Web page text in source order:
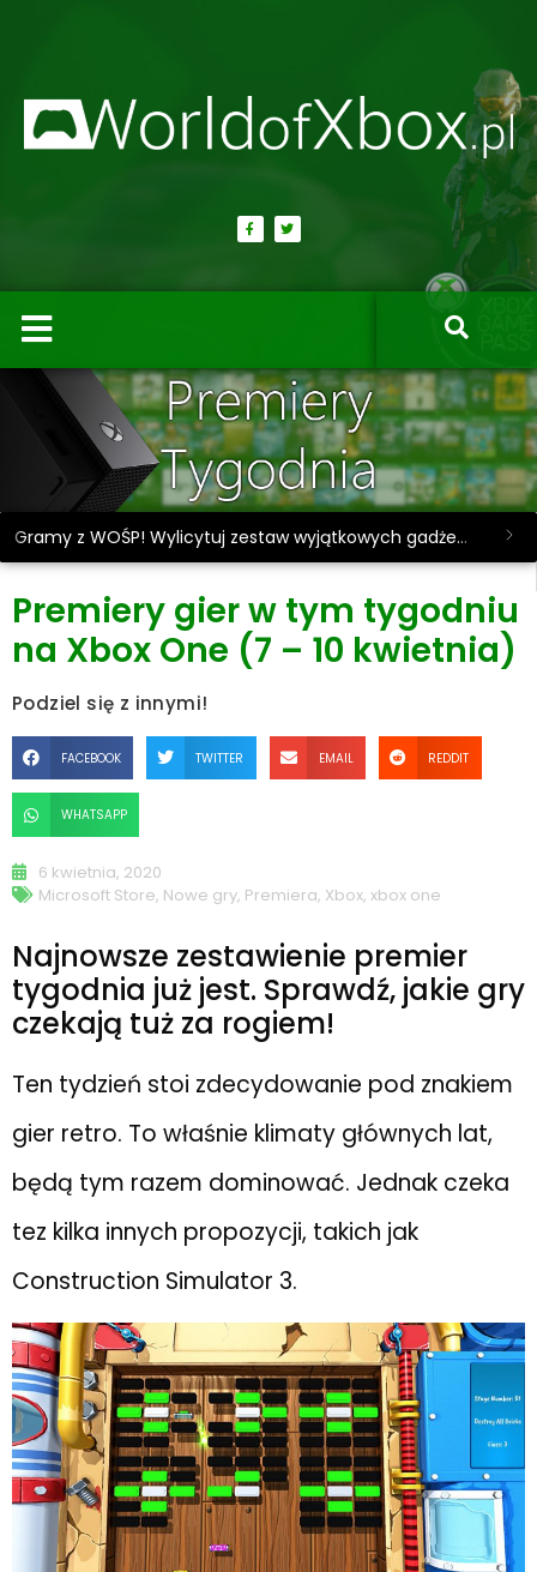
Gramy z WOŚP! Wylicytuj zestaw wyjątkowych gadżetów.
Premiery gier w tym tygodniu
na Xbox One (7 – 10 kwietnia)
Podziel się z innymi!
FACEBOOK TWITTER EMAIL REDDIT
WHATSAPP
6 kwietnia, 2020
Microsoft Store, Nowe gry, Premiera, Xbox, xbox one
Najnowsze zestawienie premier
tygodnia już jest. Sprawdź, jakie gry
czekają tuż za rogiem!
Ten tydzień stoi zdecydowanie pod znakiem
gier retro. To właśnie klimaty głównych lat,
będą tym razem dominować. Jednak czeka
tez kilka innych propozycji, takich jak
Construction Simulator 3.